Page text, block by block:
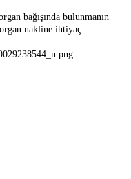
bağışında bulunmanın
nakline ihtiyaç